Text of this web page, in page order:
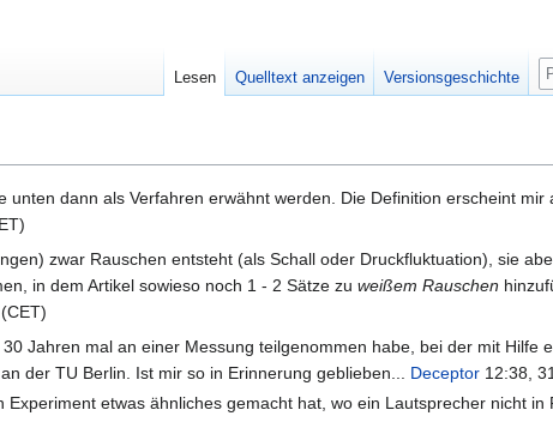
dann als Verfahren erwähnt werden. Die Definition erscheint mir
zwar Rauschen entsteht (als Schall oder Druckfluktuation), sie
in dem Artikel sowieso noch 1 - 2 Sätze zu weißem Rauschen
Jahren mal an einer Messung teilgenommen habe, bei der mit Hilfe
der TU Berlin. Ist mir so in Erinnerung geblieben... Deceptor 12:38,
etwas ähnliches gemacht hat, wo ein Lautsprecher nicht
Lesen Quelltext anzeigen Versionsgeschichte